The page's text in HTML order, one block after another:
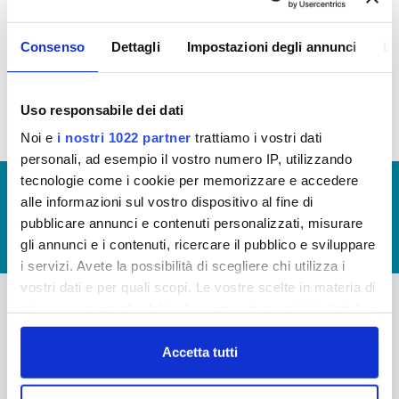
Consenso Dettagli Impostazioni degli annunci
Uso responsabile dei dati
Noi e i nostri 1022 partner trattiamo i vostri dati
personali, ad esempio il vostro numero IP, utilizzando
tecnologie come i cookie per memorizzare e accedere
alle informazioni sul vostro dispositivo al fine di
pubblicare annunci e contenuti personalizzati, misurare
gli annunci e i contenuti, ricercare il pubblico e sviluppare
i servizi. Avete la possibilità di scegliere chi utilizza i
vostri dati e per quali scopi. Le vostre scelte in materia di
in cui avete effettuato le vostre scelte. È possibile
modificare o revocare il proprio consenso in qualsiasi
momento dalla Dichiarazione sui cookie o facendo clic
Accetta tutti
IMMOBILIARE
© Copyright 2017 - 2026
GLOSSARIO
GIUDICA IL SERVIZIO
LAVORA CON NOI
Via Villamagna 90/c -
-